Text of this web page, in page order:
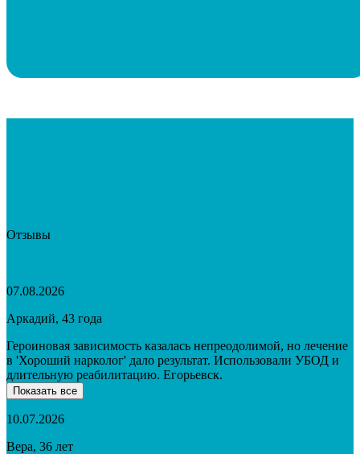
Отзывы
07.08.2026
Аркадий, 43 года
Героиновая зависимость казалась непреодолимой, но лечение
в 'Хороший нарколог' дало результат. Использовали УБОД и
длительную реабилитацию. Егорьевск.
Показать все
10.07.2026
Вера, 36 лет